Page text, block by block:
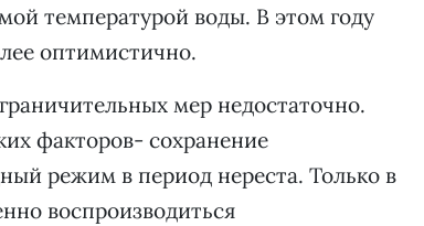
температурой воды. В этом году
оптимистично.
мер недостаточно.
факторов- сохранение
режим в период нереста. Только в
воспроизводиться